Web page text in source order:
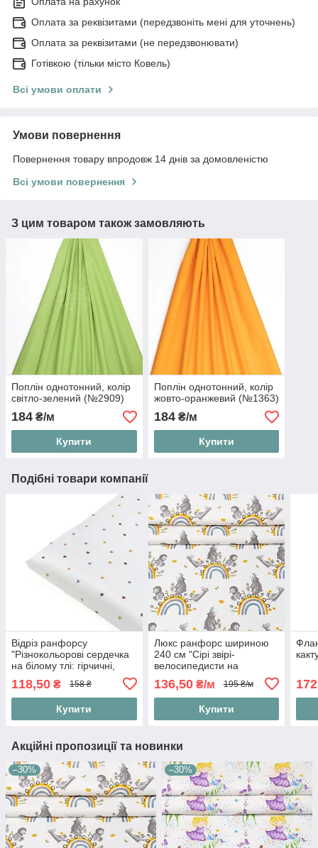
Оплата за реквізитами (передзвоніть мені для уточнень)
Оплата за реквізитами (не передзвонювати)
Готівкою (тільки місто Ковель)
Всі умови оплати
Умови повернення
Повернення товару впродовж 14 днів за домовленістю
Всі умови повернення
З цим товаром також замовляють
Поплін однотонний, колір
світло-зелений (№2909)
184 ₴/м
Купити
Поплін однотонний, колір
жовто-оранжевий (№1363)
184₴/м
Купити
Подібні товари компанії
Відріз ранфорсу
"Різнокольорові сердечка
на білому тлі: гірчичні,
графітові", №5244, розмір
85*240 см
118,50 ₴ 158 ₴
Купити
Люкс ранфорс шириною
240 см "Сірі звірі-
велосипедисти на
136,50₴/м 195 ₴/м
Купити
Акційні пропозиції та новинки
–30% –30%